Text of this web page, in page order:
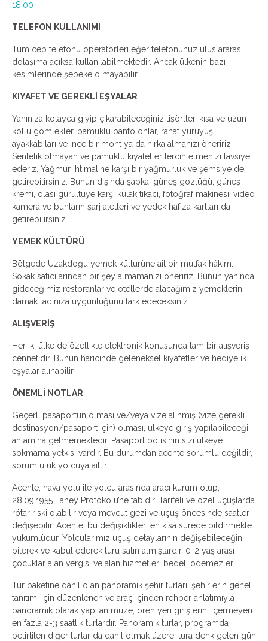
18.00
TELEFON KULLANIMI
Tüm cep telefonu operatörleri eğer telefonunuz uluslararası
dolaşıma açıksa kullanılabilmektedir. Ancak ülkenin bazı
kesimlerinde şebeke olmayabilir.
KIYAFET VE GEREKLİ EŞYALAR
Yanınıza kolayca giyip çıkarabileceğiniz tişörtler, kısa ve uzun
kollu gömlekler, pamuklu pantolonlar, rahat yürüyüş
ayakkabıları ve ince bir mont ya da hırka almanızı öneririz.
Sentetik olmayan ve pamuklu kıyafetler tercih etmenizi tavsiye
ederiz. Yağmur ihtimaline karşı bir yağmurluk ve şemsiye de
getirebilirsiniz. Bunun dışında şapka, güneş gözlüğü, güneş
kremi, olası gürültüye karşı kulak tıkacı, fotoğraf makinesi, video
kamera ve bunların şarj aletleri ve yedek hafıza kartları da
getirebilirsiniz.
YEMEK KÜLTÜRÜ
Bölgede Uzakdoğu yemek kültürüne ait bir mutfak hâkim.
Sokak satıcılarından bir şey almamanızı öneririz. Bunun yanında
gideceğimiz restoranlar ve otellerde alacağımız yemeklerin
damak tadınıza uygunluğunu fark edeceksiniz.
ALIŞVERİŞ
Her iki ülke de özellikle elektronik konusunda tam bir alışveriş
cennetidir. Bunun haricinde geleneksel kıyafetler ve hediyelik
eşyalar alınabilir.
ÖNEMLİ NOTLAR
Geçerli pasaportun olması ve/veya vize alınmış (vize gerekli
destinasyon/pasaport için) olması, ülkeye giriş yapılabileceği
anlamına gelmemektedir. Pasaport polisinin sizi ülkeye
sokmama yetkisi vardır. Bu durumdan acente sorumlu değildir,
sorumluluk yolcuya aittir.
Acente, hava yolu ile yolcu arasında aracı kurum olup,
28.09.1955 Lahey Protokolü’ne tabidir. Tarifeli ve özel uçuşlarda
rötar riski olabilir veya mevcut gezi ve uçuş öncesinde saatler
değişebilir. Acente, bu değişiklikleri en kısa sürede bildirmekle
yükümlüdür. Yolcularımız uçuş detaylarının değişebileceğini
bilerek ve kabul ederek turu satın almışlardır. 0-2 yaş arası
çocuklar alan vergisi ve alan hizmetleri bedeli ödemezler
Tur paketine dahil olan panoramik şehir turları, şehirlerin genel
tanıtımı için düzenlenen ve araç içinden rehber anlatımıyla
panoramik olarak yapılan müze, ören yeri girişlerini içermeyen
en fazla 2-3 saatlik turlardır. Panoramik turlar, programda
belirtilen diğer turlar da dahil olmak üzere, tura denk gelen gün